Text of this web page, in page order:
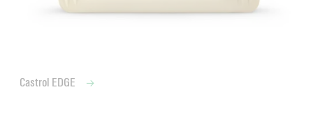
Castrol EDGE